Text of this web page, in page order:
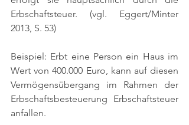
Erbschaftsteuer. (vgl. Eggert/Minter
2013, S. 53)
Beispiel: Erbt eine Person ein Haus im
Wert von 400.000 Euro, kann auf diesen
Vermögensübergang im Rahmen der
Erbschaftsbesteuerung Erbschaftsteuer
anfallen.